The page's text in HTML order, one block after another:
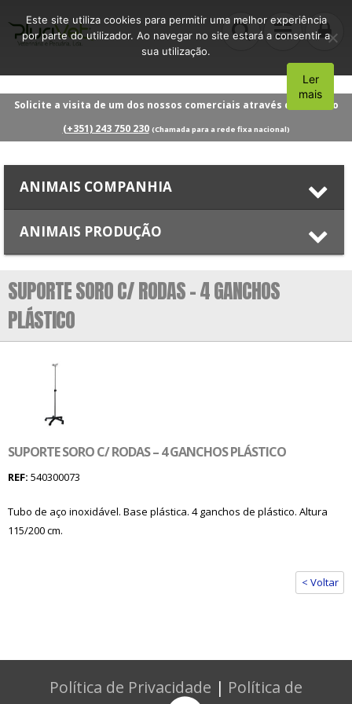
Solicite a visita de um dos nossos comerciais através do número
(+351) 243 750 230 (Chamada para a rede fixa nacional)
ANIMAIS COMPANHIA
ANIMAIS PRODUÇÃO
SUPORTE SORO C/ RODAS – 4 GANCHOS
PLÁSTICO
SUPORTE SORO C/ RODAS – 4 GANCHOS PLÁSTICO
REF: 540300073
Tubo de aço inoxidável. Base plástica. 4 ganchos de plástico. Altura
115/200 cm.
< Voltar
Política de Privacidade | Política de
Este site utiliza cookies para permitir uma melhor experiência
por parte do utilizador. Ao navegar no site estará a consentir a
sua utilização.
Aceito
Ler
mais